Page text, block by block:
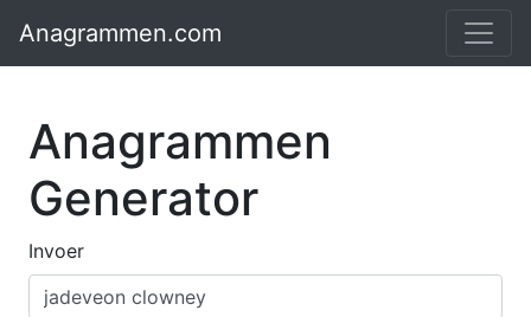
Anagrammen
Generator
Invoer
Anagrammen.com